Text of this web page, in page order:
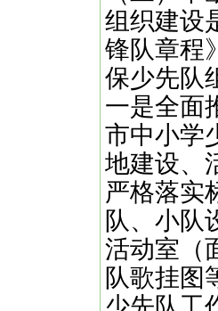
组织建设
锋队章程
保少先队
一是全面
市中小学
地建设、
严格落实
队、小队
活动室（
队歌挂图